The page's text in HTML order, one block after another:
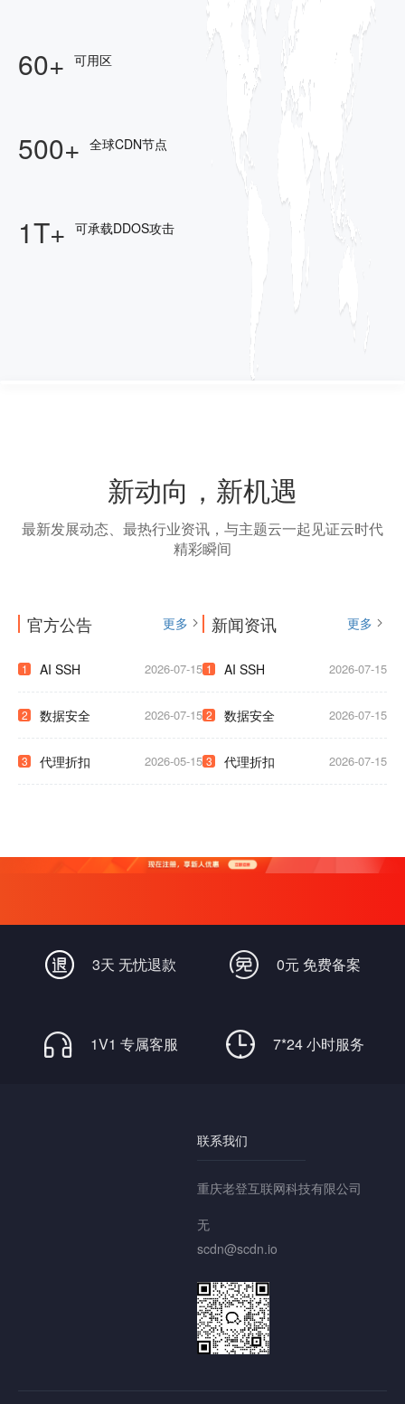
60+ 可用区
500+ 全球CDN节点
1T+ 可承载DDOS攻击
新动向，新机遇
最新发展动态、最热行业资讯，与主题云一起见证云时代
精彩瞬间
官方公告 更多
1 AI SSH 2026-07-15
2 数据安全 2026-07-15
3 代理折扣 2026-05-15
新闻资讯 更多
1 AI SSH 2026-07-15
2 数据安全 2026-07-15
3 代理折扣 2026-07-15
3天 无忧退款 0元 免费备案
1V1 专属客服 7*24 小时服务
联系我们
重庆老登互联网科技有限公司
无
scdn@scdn.io